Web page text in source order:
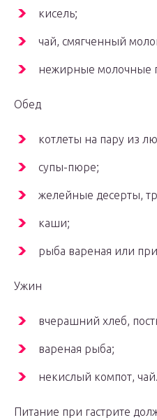
кисель;
чай, смягченный
нежирные молочные
Обед
котлеты на пару из
супы-пюре;
желейные десерты,
каши;
рыба вареная или
Ужин
вчерашний хлеб,
вареная рыба;
некислый компот, чай.
Питание при гастрите